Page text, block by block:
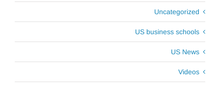
Uncategorized
US business schools
US News
Videos